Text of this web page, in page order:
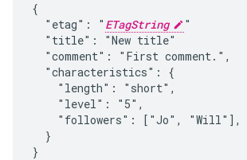
{
  "etag": "
ETagString
"
  "title": "New title"
  "comment": "First comment.",
  "characteristics": {
    "length": "short",
    "level": "5",
    "followers": ["Jo", "Will"],
  }
}